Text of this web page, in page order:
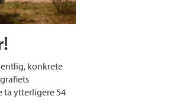
konkrete
ta ytterligere 54